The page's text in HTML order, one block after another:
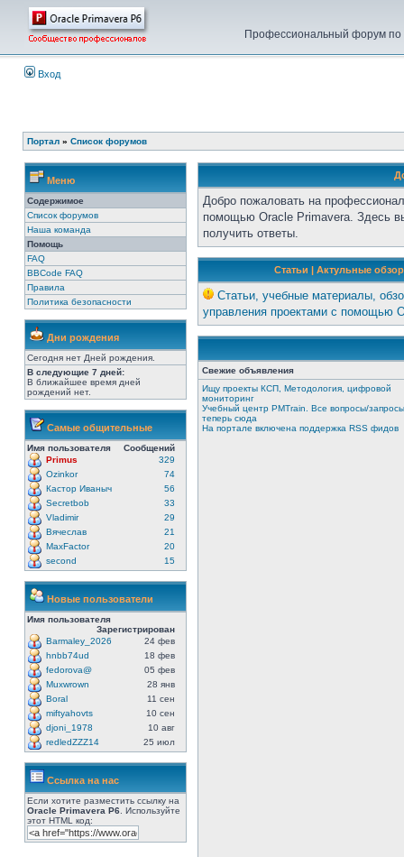
Профессиональный форум по
Вход
Портал » Список форумов
Меню
Содержимое
Список форумов
Наша команда
Помощь
FAQ
BBCode FAQ
Правила
Политика безопасности
Дни рождения
Сегодня нет Дней рождения.
В следующие 7 дней:
В ближайшее время дней
рождений нет.
Самые общительные
Имя пользователя
Сообщений
Primus
329
Ozinkor
74
Кастор Иваныч
56
Secretbob
33
Vladimir
29
Вячеслав
21
MaxFactor
20
second
15
Новые пользователи
Имя пользователя
Зарегистрирован
Barmaley_2026
24 фев
hnbb74ud
18 фев
fedorova@
05 фев
Muxwrown
28 янв
Boral
11 сен
miftyahovts
10 сен
djoni_1978
10 авг
redledZZZ14
25 июл
Ссылка на нас
Если хотите разместить ссылку на
Oracle Primavera P6 . Используйте
этот HTML код:
Добро пожаловать на
помощью Oracle Primavera. Здесь
получить ответы.
Статьи | Актульные
Статьи, учебные материалы,
управления проектами с помощью
Свежие объявления
Ищу проекты КСП, Методология, цифровой
мониторинг
Учебный центр PMTrain. Все вопросы/запросы
теперь сюда
На портале включена поддержка RSS фидов